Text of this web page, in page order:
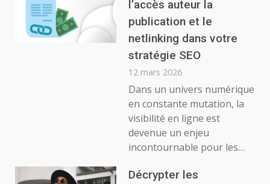
l’accès auteur la
publication et le
netlinking dans votre
stratégie SEO
12 mars 2026
Dans un univers numérique
en constante mutation, la
visibilité en ligne est
devenue un enjeu
incontournable pour les…
Décrypter les